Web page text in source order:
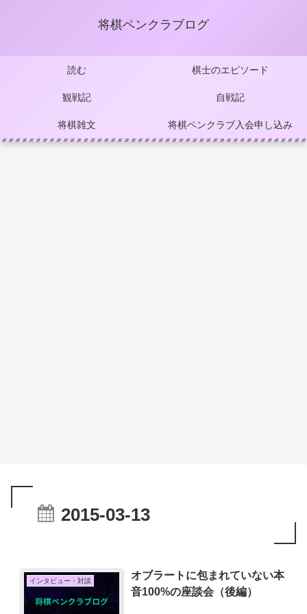
将棋ペンクラブログ
読む 棋士のエピソード
観戦記 自戦記
将棋雑文 将棋ペンクラブ入会申し込み
2015-03-13
インタビュー・対談
オブラートに包まれていない本
音100%の座談会（後編）